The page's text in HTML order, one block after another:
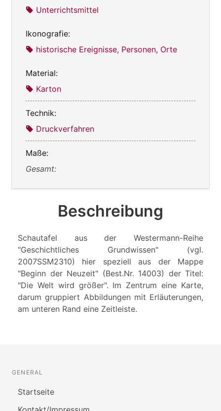
Unterrichtsmittel
Ikonografie:
historische Ereignisse, Personen, Orte
Material:
Karton
Technik:
Druckverfahren
Maße:
Gesamt:
Beschreibung
Schautafel aus der Westermann-Reihe
"Geschichtliches Grundwissen" (vgl.
2007SSM2310) hier speziell aus der Mappe
"Beginn der Neuzeit" (Best.Nr. 14003) der Titel:
"Die Welt wird größer". Im Zentrum eine Karte,
darum gruppiert Abbildungen mit Erläuterungen,
am unteren Rand eine Zeitleiste.
GENERAL
Startseite